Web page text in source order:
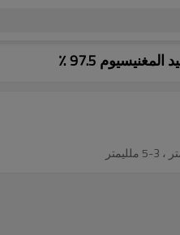
97.5 ٪